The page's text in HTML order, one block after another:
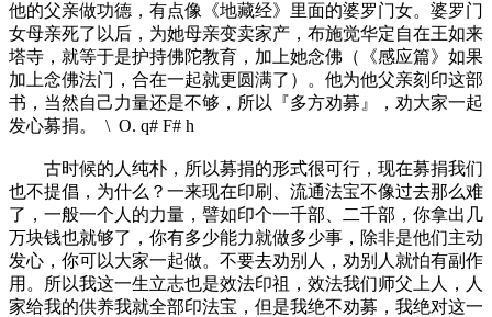
他的父亲做功德，有点像《地藏经》里面的婆罗门女。婆罗门
女母亲死了以后，为她母亲变卖家产，布施觉华定自在王如来
塔寺，就等于是护持佛陀教育，加上她念佛（《感应篇》如果
加上念佛法门，合在一起就更圆满了）。他为他父亲刻印这部
书，当然自己力量还是不够，所以『多方劝募』，劝大家一起
发心募捐。
\ O. q# F# h
古时候的人纯朴，所以募捐的形式很可行，现在募捐我们
也不提倡，为什么？一来现在印刷、流通法宝不像过去那么难
了，一般一个人的力量，譬如印个一千部、二千部，你拿出几
万块钱也就够了，你有多少能力就做多少事，除非是他们主动
发心，你可以大家一起做。不要去劝别人，劝别人就怕有副作
用。所以我这一生立志也是效法印祖，效法我们师父上人，人
家给我的供养我就全部印法宝，但是我绝不劝募，我绝对这一